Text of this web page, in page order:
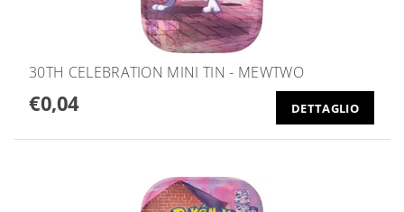
30TH CELEBRATION MINI TIN - MEWTWO
€0,04 DETTAGLIO